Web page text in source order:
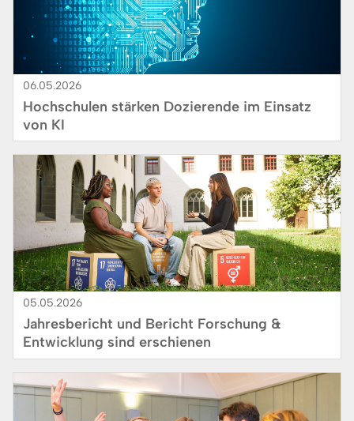
06.05.2026
Hochschulen stärken Dozierende im Einsatz
von KI
05.05.2026
Jahresbericht und Bericht Forschung &
Entwicklung sind erschienen